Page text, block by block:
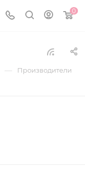
0
— Производители